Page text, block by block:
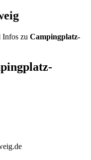
Infos zu Campingplatz-